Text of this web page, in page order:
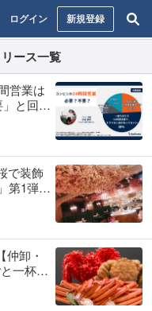
ログイン 新規登録
ース一覧
営業は
と回答
だけ
い
で装飾
」第1弾
こ盛
卸・
一杯
然本マ